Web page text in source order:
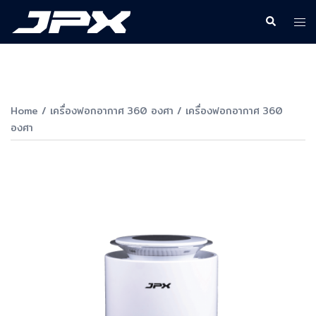
content
Search
Home / เครื่องฟอกอากาศ 360 องศา / เครื่องฟอกอากาศ 360
องศา